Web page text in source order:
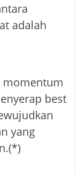
adalah
momentum
best
yang